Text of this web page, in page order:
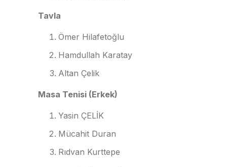
Tavla
Ömer Hilafetoğlu
Hamdullah Karatay
Altan Çelik
Masa Tenisi (Erkek)
Yasin ÇELİK
Mücahit Duran
Rıdvan Kurttepe